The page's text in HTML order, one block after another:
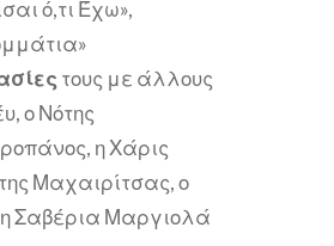
ό,τι Έχω»,
τους με άλλους
ο Νότης
η Χάρις
Μαχαιρίτσας, ο
Σαβέρια Μαργιολά